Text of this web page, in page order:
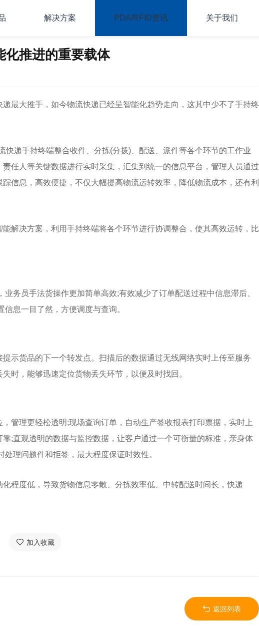
解决方案 PDA/RFID资讯 关于我们
化推进的重要载体
大推手，如今物流快递已经呈智能化趋势走向，这其中少不了手持终
递手持终端整合收件、分拣(分拨)、配送、派件等各个环节的工作业
任人等关键数据进行实时采集，汇集到统一的信息平台，管理人员通过
信息，高效便捷，不仅大幅提高物流运转效率，降低物流成本，还有利
决方案，利用手持终端将各个环节进行协调整合，使其高效运转，比
员手法货操作更加简单高效;有效减少了订单配送过程中信息滞后、
息一目了然，方便调度与查询。
货品的下一个转发点。扫描后的数据通过无线网络实时上传至服务
时，能够迅速定位货物丢失环节，以便及时找回。
理更轻松透明;现场查询订单，自动生产签收报表打印票据，实时上
;直观透明的数据与监控数据，让客户通过一个可衡量的标准，亲身体
理问题件和拒签，最大程度保证时效性。
度低，导致货物信息零散、分拣效率低、中转配送时间长，快递
加入收藏
返回列表